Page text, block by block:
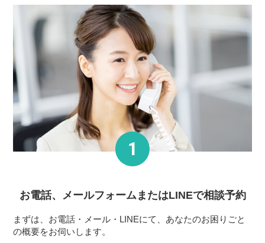
お電話、メールフォームまたはLINEで相談予約
まずは、お電話・メール・LINEにて、あなたのお困りごと
の概要をお伺いします。